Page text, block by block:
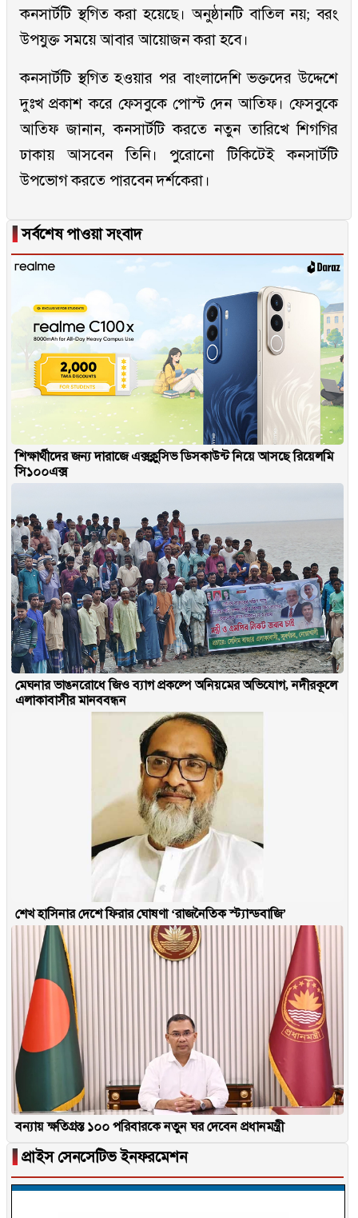
কনসার্টটি স্থগিত করা হয়েছে। অনুষ্ঠানটি বাতিল নয়; বরং
উপযুক্ত সময়ে আবার আয়োজন করা হবে।
কনসার্টটি স্থগিত হওয়ার পর বাংলাদেশি ভক্তদের উদ্দেশে
দুঃখ প্রকাশ করে ফেসবুকে পোস্ট দেন আতিফ। ফেসবুকে
আতিফ জানান, কনসার্টটি করতে নতুন তারিখে শিগগির
ঢাকায় আসবেন তিনি। পুরোনো টিকিটেই কনসার্টটি
উপভোগ করতে পারবেন দর্শকেরা।
▐সর্বশেষ পাওয়া সংবাদ
শিক্ষার্থীদের জন্য দারাজে এক্সক্লুসিভ ডিসকাউন্ট নিয়ে আসছে রিয়েলমি
সি১০০এক্স
মেঘনার ভাঙনরোধে জিও ব্যাগ প্রকল্পে অনিয়মের অভিযোগ, নদীরকূলে
এলাকাবাসীর মানববন্ধন
শেখ হাসিনার দেশে ফিরার ঘোষণা ‘রাজনৈতিক স্ট্যান্ডবাজি’
বন্যায় ক্ষতিগ্রস্ত ১০০ পরিবারকে নতুন ঘর দেবেন প্রধানমন্ত্রী
▐ প্রাইস সেনসেটিভ ইনফরমেশন